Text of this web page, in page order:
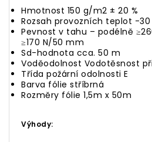
Hmotnost 150 g/m2 ± 20 %
Rozsah provozních teplot -30
Pevnost v tahu – podélně
≥170 N/50 mm
Sd-hodnota cca. 50 m
Voděodolnost Vodotěsnost při
Třída požární odolnosti E
Barva fólie stříbrná
Rozměry fólie 1,5m x 50m
Výhody: